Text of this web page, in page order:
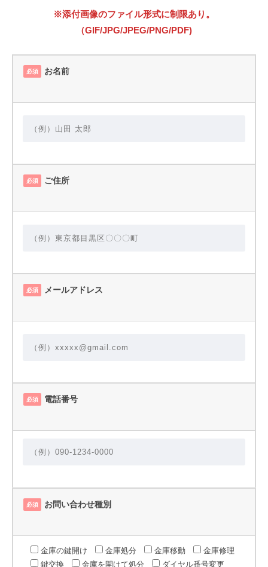
※添付画像のファイル形式に制限あり。
（GIF/JPG/JPEG/PNG/PDF)
必須 お名前
必須 ご住所
必須 メールアドレス
必須 電話番号
必須 お問い合わせ種別
金庫の鍵開け 金庫処分 金庫移動
金庫修理
鍵交換
金庫を開けて処分 ダイヤル番号変更